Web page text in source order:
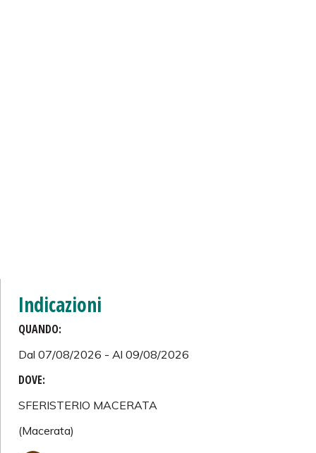
Indicazioni
QUANDO:
Dal 07/08/2026 - Al 09/08/2026
DOVE:
SFERISTERIO MACERATA
(Macerata)